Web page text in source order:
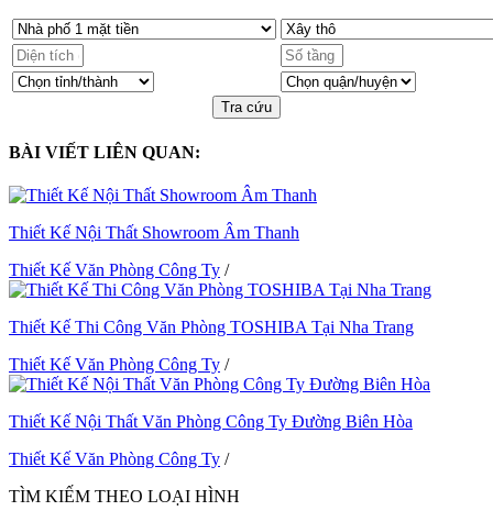
Tra cứu
BÀI VIẾT LIÊN QUAN:
Thiết Kế Nội Thất Showroom Âm Thanh
Thiết Kế Văn Phòng Công Ty /
Thiết Kế Thi Công Văn Phòng TOSHIBA Tại Nha Trang
Thiết Kế Văn Phòng Công Ty /
Thiết Kế Nội Thất Văn Phòng Công Ty Đường Biên Hòa
Thiết Kế Văn Phòng Công Ty /
TÌM KIẾM THEO LOẠI HÌNH